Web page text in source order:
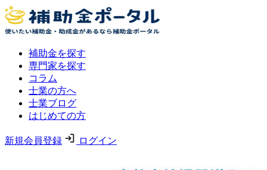
補助金を探す
専門家を探す
コラム
士業の方へ
士業ブログ
はじめての方
新規会員登録 ログイン